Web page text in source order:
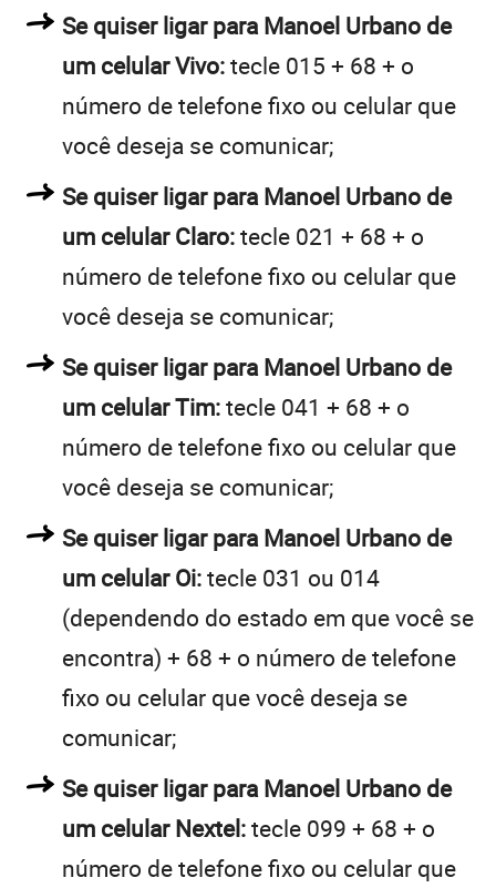
Se quiser ligar para Manoel Urbano de
um celular Vivo:tecle 015 + 68 + o
número de telefone fixo ou celular que
você deseja se comunicar;
Se quiser ligar para Manoel Urbano de
um celular Claro:tecle 021 + 68 + o
número de telefone fixo ou celular que
você deseja se comunicar;
Se quiser ligar para Manoel Urbano de
um celular Tim:tecle 041 + 68 + o
número de telefone fixo ou celular que
você deseja se comunicar;
Se quiser ligar para Manoel Urbano de
um celular Oi:tecle 031 ou 014
(dependendo do estado em que você se
encontra) + 68 + o número de telefone
fixo ou celular que você deseja se
comunicar;
Se quiser ligar para Manoel Urbano de
um celular Nextel:tecle 099 + 68 + o
número de telefone fixo ou celular que